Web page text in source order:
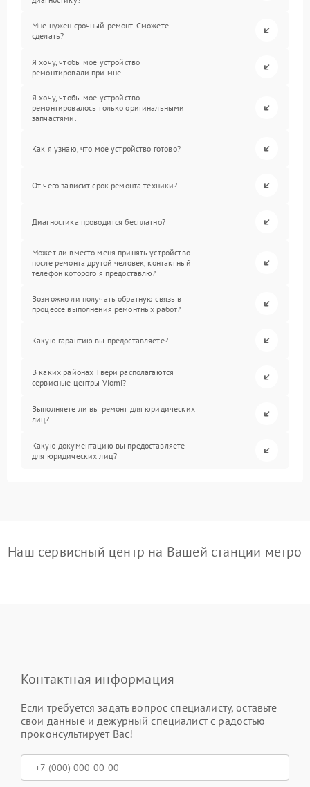
Мне нужен срочный ремонт. Сможете
сделать?
Я хочу, чтобы мое устройство
ремонтировали при мне.
Я хочу, чтобы мое устройство
ремонтировалось только оригинальными
запчастями.
Как я узнаю, что мое устройство готово?
От чего зависит срок ремонта техники?
Диагностика проводится бесплатно?
Может ли вместо меня принять устройство
после ремонта другой человек, контактный
телефон которого я предоставлю?
Возможно ли получать обратную связь в
процессе выполнения ремонтных работ?
Какую гарантию вы предоставляете?
В каких районах Твери располагаются
сервисные центры Viomi?
Выполняете ли вы ремонт для юридических
лиц?
Какую документацию вы предоставляете
для юридических лиц?
Наш сервисный центр на Вашей станции метро
Контактная информация
Если требуется задать вопрос специалисту, оставьте
свои данные и дежурный специалист с радостью
проконсультирует Вас!